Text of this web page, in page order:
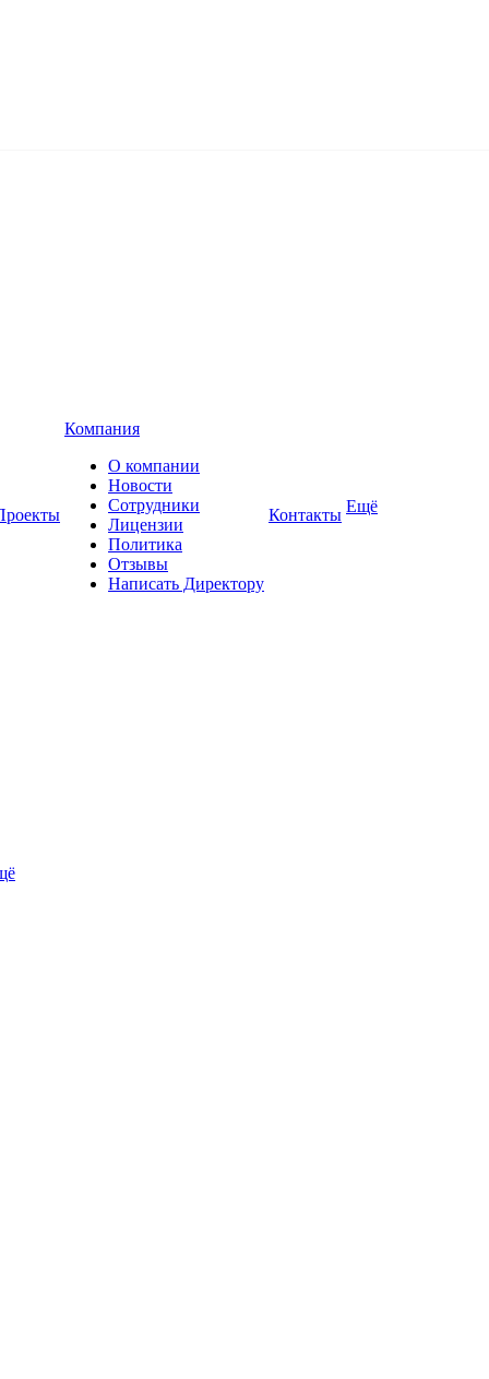
Компания
О компании
Новости
Сотрудники
Лицензии
Политика
Отзывы
Написать Директору
Контакты Ещё